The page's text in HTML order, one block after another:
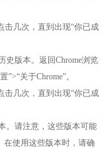
击几次，直到出现“你已成
史版本。返回Chrome浏览
关于Chrome”。
击几次，直到出现“你已成
。请注意，这些版本可能
在使用这些版本时，请确